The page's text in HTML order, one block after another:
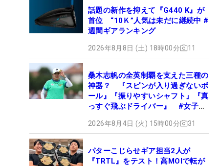
話題の新作を抑えて『G440 K』が
首位 “10Ｋ”人気は未だに継続中 #
週間ギアランキング
2026年8月8日 (土) 18時00分 11
桑木志帆の全英制覇を支えた三種の
神器？ 『スピンが入り過ぎないボ
ール』『振りやすいシャフト』『真
っすぐ飛ぶドライバー』 #女子プ
2026年8月4日 (火) 15時00分 31
パターこじらせギア担当2人が
『TRTL』をテスト！高MOIで転が